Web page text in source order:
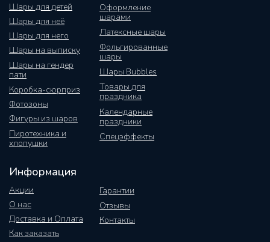
Шары для детей
Шары для неё
Шары на выписку
Шары на гендер
пати
Коробка-сюрприз
Фотозоны
Оформление
шарами
Фигуры из шаров
Латексные шары
Фольгированные
шары
Шары Bubbles
Шары для него
Товары для
праздника
Календарные
праздники
Пиротехника и
хлопушки
Спецэффекты
Информация
Акции
О нас
Как заказать
Гарантии
Отзывы
Контакты
Доставка и Оплата